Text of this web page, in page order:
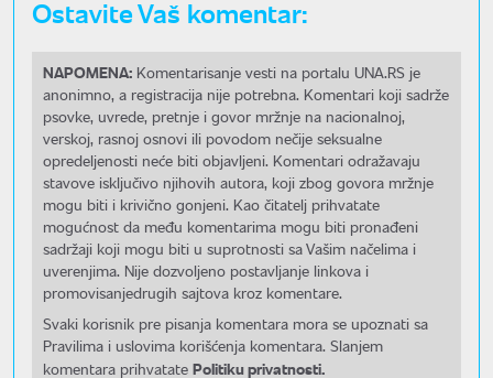
Ostavite Vaš komentar:
NAPOMENA: Komentarisanje vesti na portalu UNA.RS je
anonimno, a registracija nije potrebna. Komentari koji sadrže
psovke, uvrede, pretnje i govor mržnje na nacionalnoj,
verskoj, rasnoj osnovi ili povodom nečije seksualne
opredeljenosti neće biti objavljeni. Komentari odražavaju
stavove isključivo njihovih autora, koji zbog govora mržnje
mogu biti i krivično gonjeni. Kao čitatelj prihvatate
mogućnost da među komentarima mogu biti pronađeni
sadržaji koji mogu biti u suprotnosti sa Vašim načelima i
uverenjima. Nije dozvoljeno postavljanje linkova i
promovisanjedrugih sajtova kroz komentare.
Svaki korisnik pre pisanja komentara mora se upoznati sa
Pravilima i uslovima korišćenja komentara. Slanjem
komentara prihvatate Politiku privatnosti.